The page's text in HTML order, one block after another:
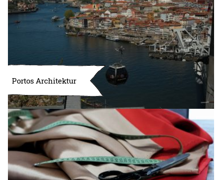
Portos Architektur